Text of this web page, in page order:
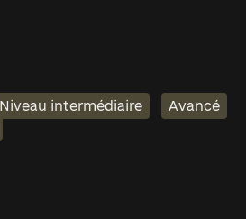
Niveau intermédiaire
Avancé